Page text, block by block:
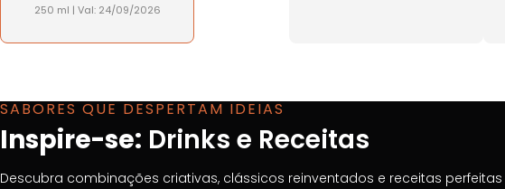
250 ml | Val: 24/09/2026
SABORES QUE DESPERTAM IDEIAS
Inspire-se: Drinks e Receitas
Descubra combinações criativas, clássicos reinventados e receitas